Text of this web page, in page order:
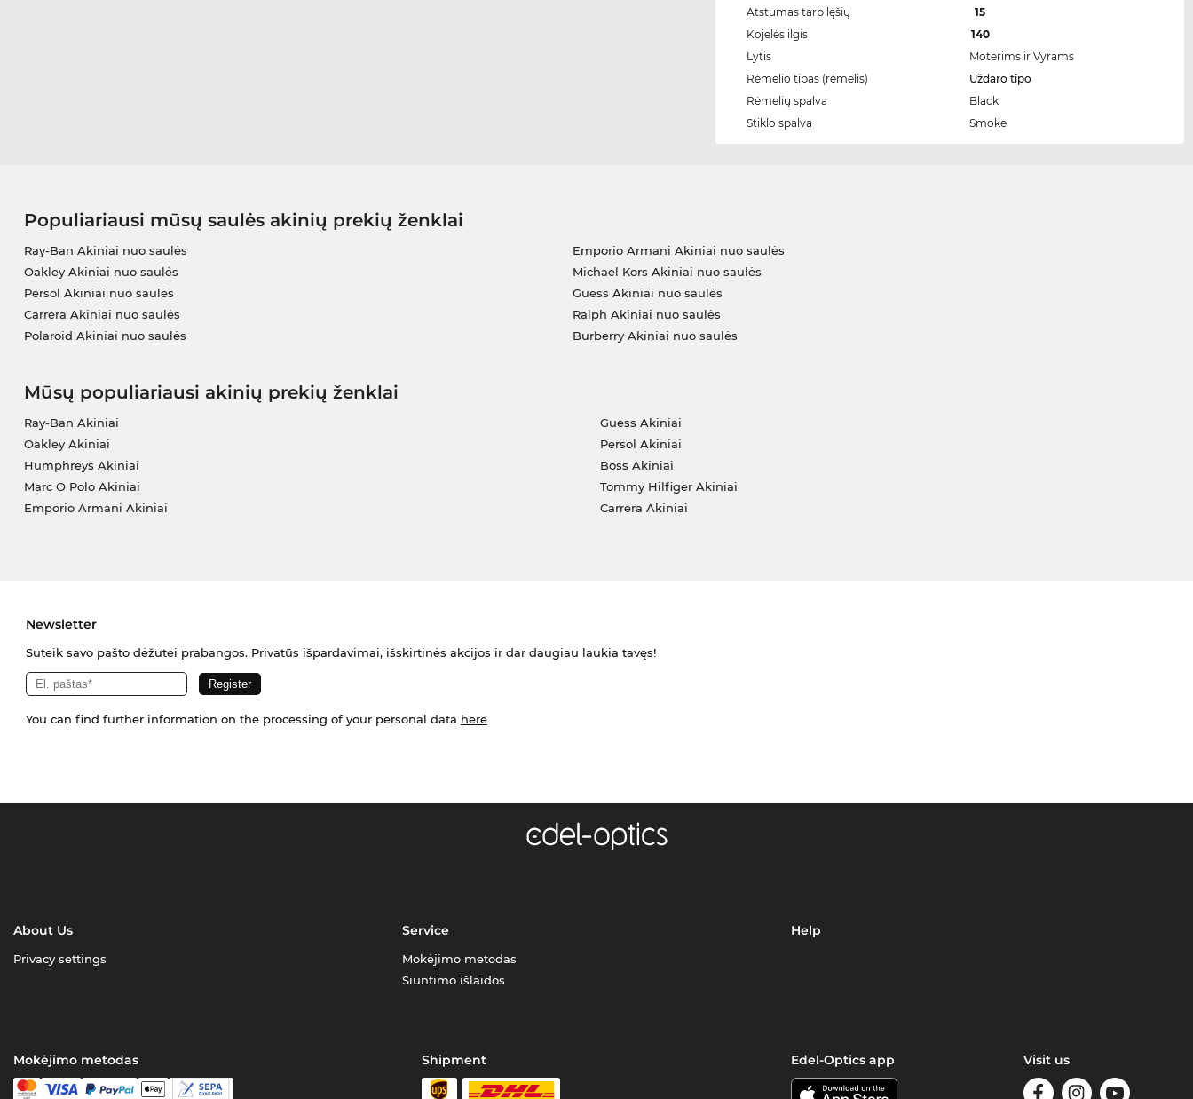
Atstumas tarp lęšių
15
Kojelės ilgis
140
Lytis
Moterims ir Vyrams
Rėmelio tipas (rėmelis)
Uždaro tipo
Rėmelių spalva
Black
Stiklo spalva
Smoke
Populiariausi mūsų saulės akinių prekių ženklai
Ray-Ban Akiniai nuo saulės
Oakley Akiniai nuo saulės
Persol Akiniai nuo saulės
Carrera Akiniai nuo saulės
Polaroid Akiniai nuo saulės
Emporio Armani Akiniai nuo saulės
Michael Kors Akiniai nuo saulės
Guess Akiniai nuo saulės
Ralph Akiniai nuo saulės
Burberry Akiniai nuo saulės
Mūsų populiariausi akinių prekių ženklai
Ray-Ban Akiniai
Oakley Akiniai
Humphreys Akiniai
Marc O Polo Akiniai
Emporio Armani Akiniai
Guess Akiniai
Persol Akiniai
Boss Akiniai
Tommy Hilfiger Akiniai
Carrera Akiniai
Newsletter
Suteik savo pašto dėžutei prabangos. Privatūs išpardavimai, išskirtinės akcijos ir dar daugiau laukia tavęs!
You can find further information on the processing of your personal data here
About Us
Privacy settings
Service
Mokėjimo metodas
Siuntimo išlaidos
Help
Mokėjimo metodas Shipment Edel-Optics app Visit us